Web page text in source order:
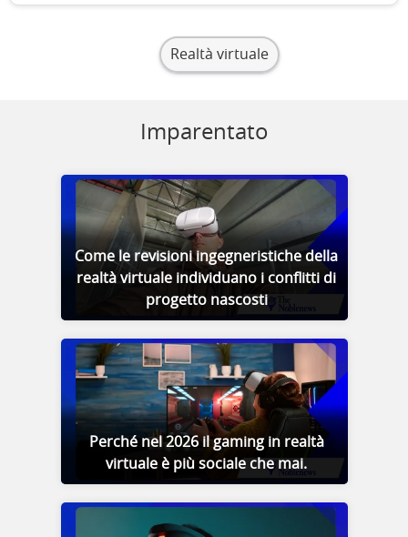
Realtà virtuale
Imparentato
Come le revisioni ingegneristiche della
realtà virtuale individuano i conflitti di
progetto nascosti
Perché nel 2026 il gaming in realtà
virtuale è più sociale che mai.